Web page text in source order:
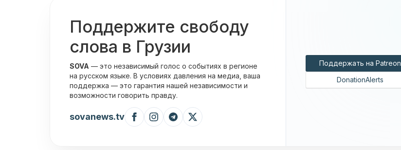
Поддержите свободу
слова в Грузии
SOVA — это независимый голос о событиях в регионе
на русском языке. В условиях давления на медиа, ваша
поддержка — это гарантия нашей независимости и
возможности говорить правду.
sovanews.tv
Поддержать на Patreon
DonationAlerts